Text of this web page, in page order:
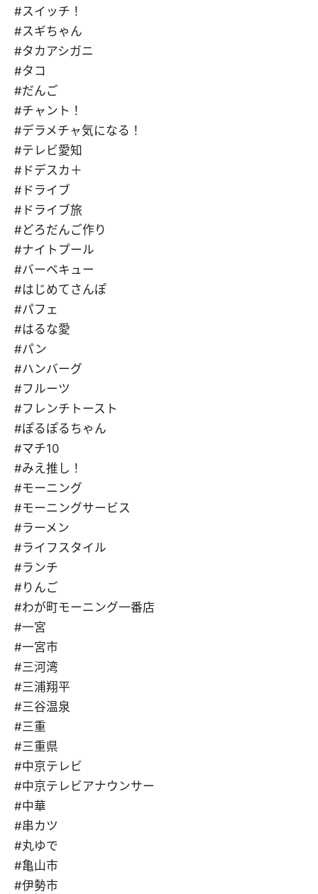
#スイッチ！
#スギちゃん
#タカアシガニ
#タコ
#だんご
#チャント！
#デラメチャ気になる！
#テレビ愛知
#ドデスカ＋
#ドライブ
#ドライブ旅
#どろだんご作り
#ナイトプール
#バーベキュー
#はじめてさんぽ
#パフェ
#はるな愛
#パン
#ハンバーグ
#フルーツ
#フレンチトースト
#ぽるぽるちゃん
#マチ10
#みえ推し！
#モーニング
#モーニングサービス
#ラーメン
#ライフスタイル
#ランチ
#りんご
#わが町モーニング一番店
#一宮
#一宮市
#三河湾
#三浦翔平
#三谷温泉
#三重
#三重県
#中京テレビ
#中京テレビアナウンサー
#中華
#串カツ
#丸ゆで
#亀山市
#伊勢市